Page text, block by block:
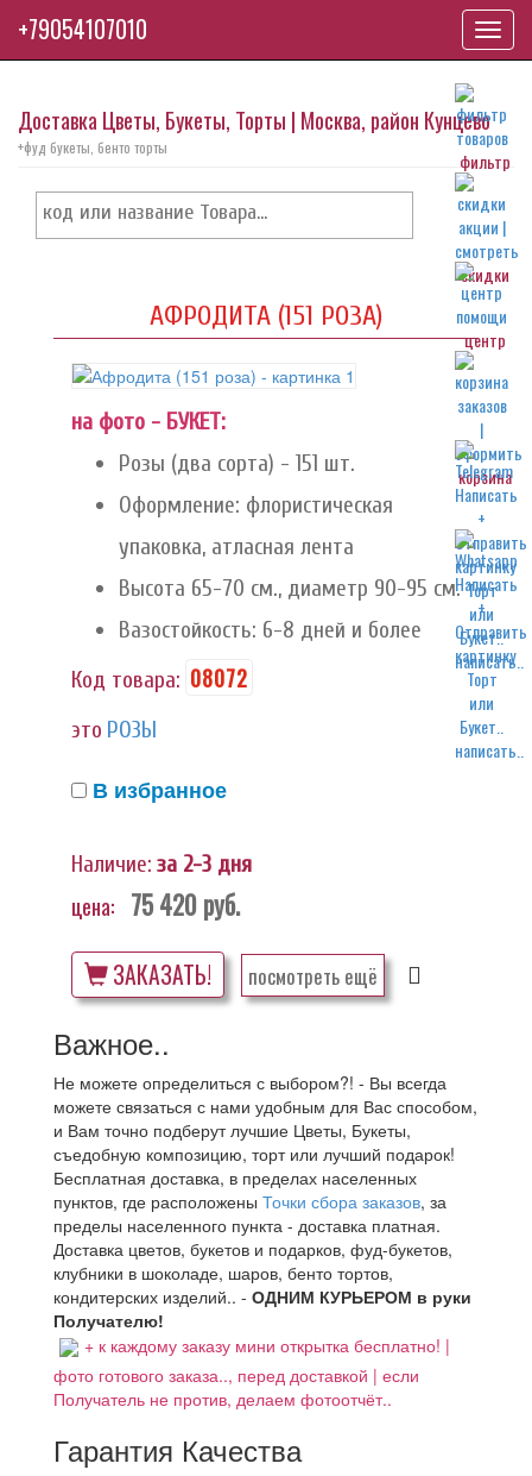
фильтр
скидки
центр
корзина
написать..
написать..
Доставка Цветы, Букеты, Торты | Москва, район Кунцево
+фуд букеты, бенто торты
АФРОДИТА (151 РОЗА)
на фото - БУКЕТ:
Розы (два сорта) - 151 шт.
Оформление: флористическая
упаковка, атласная лента
Высота 65-70 см., диаметр 90-95 см.
Вазостойкость: 6-8 дней и более
Код товара: 08072
это РОЗЫ
В избранное
Наличие: за 2-3 дня
цена: 75 420руб.
ЗАКАЗАТЬ! посмотреть ещё
Важное..
Не можете определиться с выбором?! - Вы всегда
можете связаться с нами удобным для Вас способом,
и Вам точно подберут лучшие Цветы, Букеты,
съедобную композицию, торт или лучший подарок!
Бесплатная доставка, в пределах населенных
пунктов, где расположены Точки сбора заказов, за
пределы населенного пункта - доставка платная.
Доставка цветов, букетов и подарков, фуд-букетов,
клубники в шоколаде, шаров, бенто тортов,
кондитерских изделий.. - ОДНИМ КУРЬЕРОМ в руки
Получателю!
+ к каждому заказу мини открытка бесплатно! |
фото готового заказа.., перед доставкой | если
Получатель не против, делаем фотоотчёт..
Гарантия Качества
+79054107010